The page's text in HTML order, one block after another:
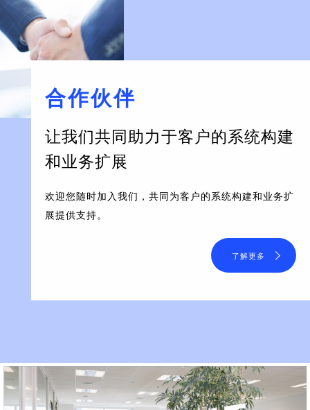
合作伙伴
让我们共同助力于客户的系统构建
和业务扩展
欢迎您随时加入我们，共同为客户的系统构建和业务扩
展提供支持。
了解更多